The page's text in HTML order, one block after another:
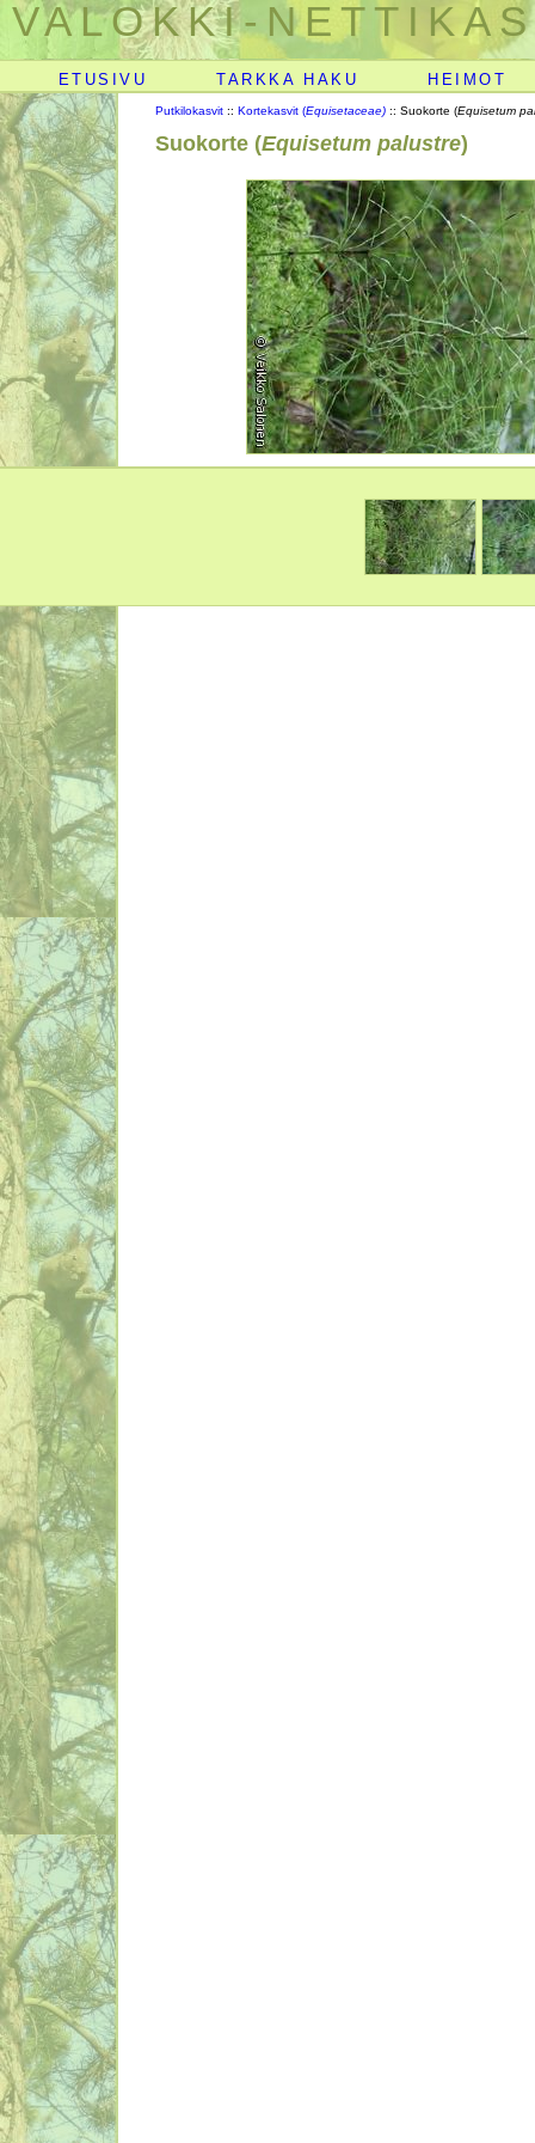
VALOKKI-
ETUSIVU TARKKA HAKU HEIMOT
Putkilokasvit :: Kortekasvit (Equisetaceae) :: Suokorte (Equisetum
Suokorte (Equisetum palustre)